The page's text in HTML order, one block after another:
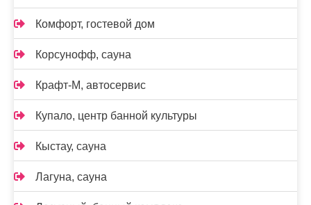
Комфорт, гостевой дом
Корсунофф, сауна
Крафт-М, автосервис
Купало, центр банной культуры
Кыстау, сауна
Лагуна, сауна